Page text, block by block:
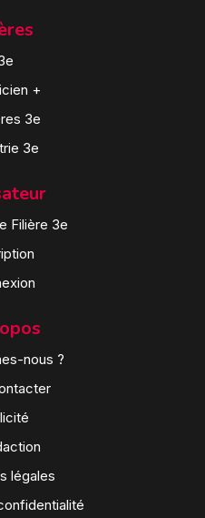
+
3e
3e
Filière 3e
nous ?
légales